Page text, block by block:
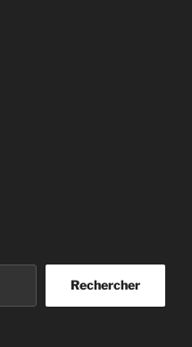
Rechercher